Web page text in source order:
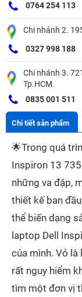
0764 254 113
Chi nhánh 2.
0327 998 188
Chi nhánh 3.
Tp.HCM.
0835 001 511
Chi tiết sản phẩm
🌟Trong quá
Inspiron 13
những va đập,
thiết kế ban
thể biến dạng
laptop Dell
của mình. Vỏ là
rất nguy hiểm
tìm một đơn vị